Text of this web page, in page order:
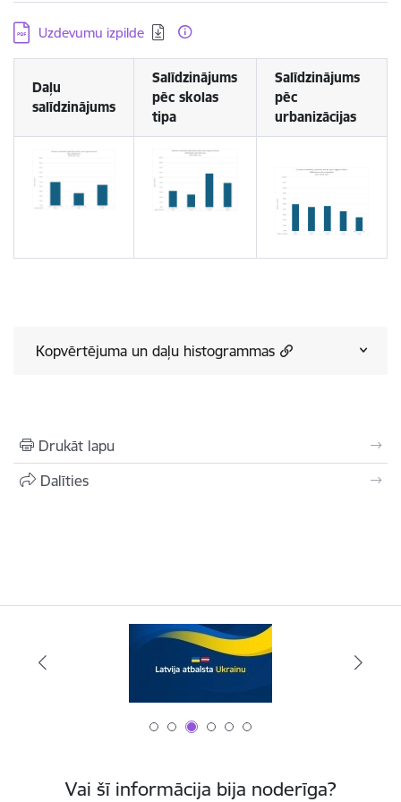
Lejupielādēt:
Uzdevumu izpilde
Daļu
salīdzinājums
Salīdzinājums
pēc skolas
tipa
Salīdzinājums
pēc
urbanizācijas
Kopvērtējuma un daļu histogrammas
Drukāt lapu
Dalīties
Vai šī informācija bija noderīga?